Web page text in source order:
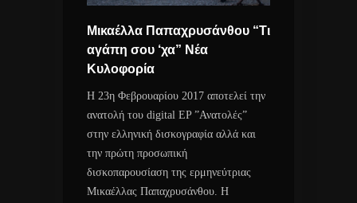
Μικαέλλα Παπαχρυσάνθου “Τι
αγάπη σου ‘χα” Νέα
Κυλοφορία
Η 23η Φεβρουαρίου 2017 αποτελεί την
ανατολή του digital EP ”Ανατολές”
στην ελληνική δισκογραφία αλλά και
την πρώτη προσωπική
δισκοπαρουσίαση της ερμηνεύτριας
Μικαέλλας Παπαχρυσάνθου. Η